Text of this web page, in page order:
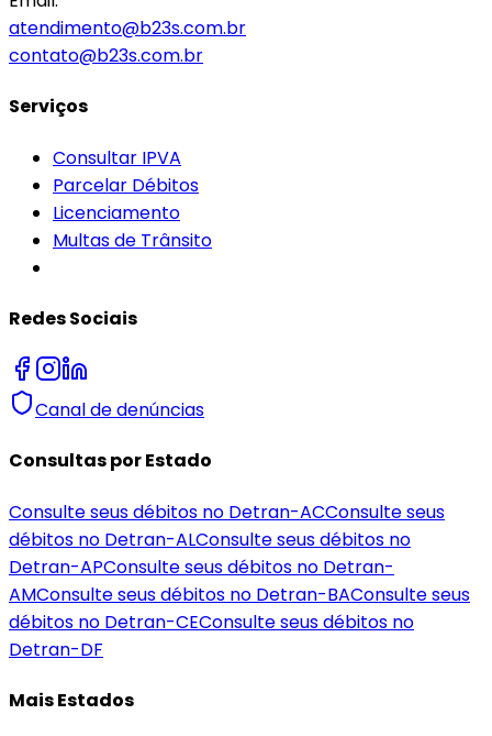
atendimento@b23s.com.br
contato@b23s.com.br
Serviços
Consultar IPVA
Parcelar Débitos
Licenciamento
Multas de Trânsito
Redes Sociais
Canal de denúncias
Consultas por Estado
Consulte seus débitos no Detran-ACConsulte seus
débitos no Detran-ALConsulte seus débitos no
Detran-APConsulte seus débitos no Detran-
AMConsulte seus débitos no Detran-BAConsulte seus
débitos no Detran-CEConsulte seus débitos no
Detran-DF
Mais Estados